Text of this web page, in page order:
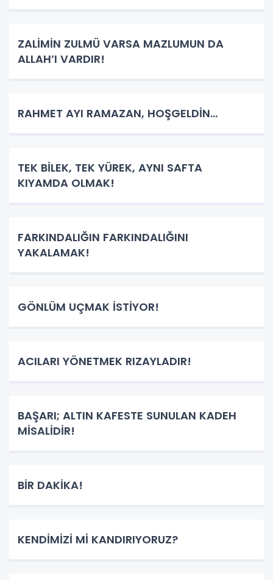
ZALİMİN ZULMÜ VARSA MAZLUMUN DA
ALLAH’I VARDIR!
RAHMET AYI RAMAZAN, HOŞGELDİN...
TEK BİLEK, TEK YÜREK, AYNI SAFTA
KIYAMDA OLMAK!
FARKINDALIĞIN FARKINDALIĞINI
YAKALAMAK!
GÖNLÜM UÇMAK İSTİYOR!
ACILARI YÖNETMEK RIZAYLADIR!
BAŞARI; ALTIN KAFESTE SUNULAN KADEH
MİSALİDİR!
BİR DAKİKA!
KENDİMİZİ Mİ KANDIRIYORUZ?